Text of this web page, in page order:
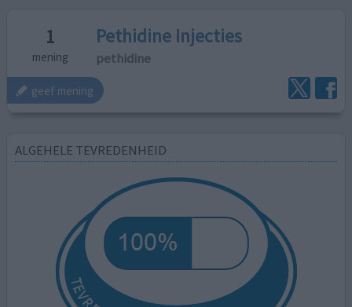
1
mening
Pethidine Injecties
pethidine
geef mening
ALGEHELE TEVREDENHEID